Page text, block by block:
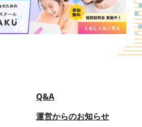
Q&A
運営からのお知らせ